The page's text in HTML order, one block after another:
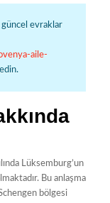
evraklar
aile-
Lüksemburg’un
Bu anlaşma
bölgesi